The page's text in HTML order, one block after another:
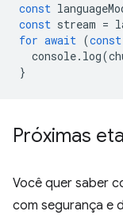
const
const stream =
for await (const
console. log(
}
Próximas
Você quer saber
com segurança e